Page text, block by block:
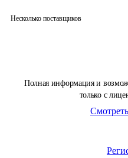
Полная информация и
только с
Несколько поставщиков